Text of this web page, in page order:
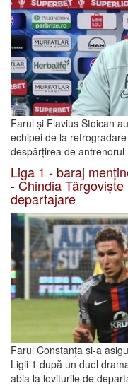
Farul și Flavius Stoican
echipei de la
despărțirea de
Liga 1 - baraj
- Chindia
departajare
Farul Constanța și-a
Ligii 1 după un duel
abia la loviturile de